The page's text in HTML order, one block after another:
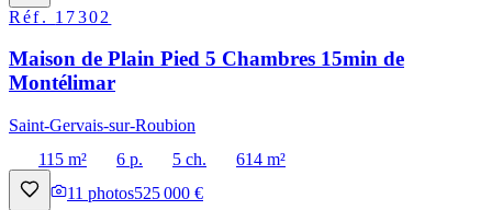
Réf. 17302
Maison de Plain Pied 5 Chambres 15min de
Montélimar
Saint-Gervais-sur-Roubion
115 m²
6 p. 5 ch.
614 m²
11 photos525 000 €